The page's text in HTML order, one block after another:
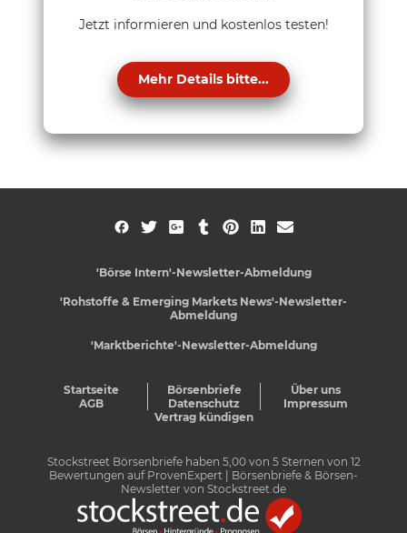
Jetzt informieren und kostenlos testen!
Mehr Details bitte...
'Börse Intern'-Newsletter-Abmeldung
'Rohstoffe & Emerging Markets News'-Newsletter-
Abmeldung
'Marktberichte'-Newsletter-Abmeldung
Startseite Börsenbriefe
Über uns
AGB
Datenschutz
Impressum
Vertrag kündigen
Stockstreet Börsenbriefe haben 5,00von 5Sternen von 12
Bewertungen auf ProvenExpert
| Börsenbriefe & Börsen-
Newsletter von Stockstreet.de